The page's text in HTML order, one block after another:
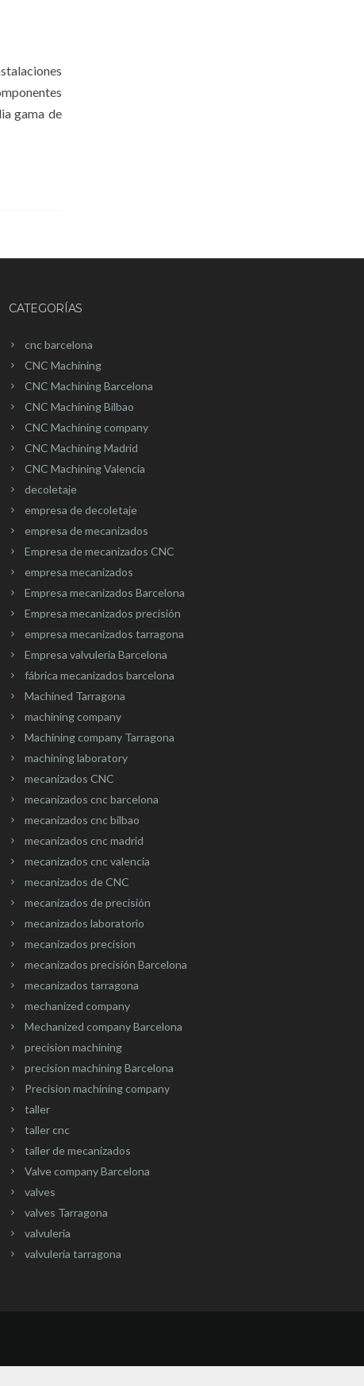
gama de
CATEGORÍAS
cnc barcelona
CNC Machining
CNC Machining Barcelona
CNC Machining Bilbao
CNC Machining company
CNC Machining Madrid
CNC Machining Valencia
decoletaje
empresa de decoletaje
empresa de mecanizados
Empresa de mecanizados CNC
empresa mecanizados
Empresa mecanizados Barcelona
Empresa mecanizados precisión
empresa mecanizados tarragona
Empresa valvuleria Barcelona
fábrica mecanizados barcelona
Machined Tarragona
machining company
Machining company Tarragona
machining laboratory
mecanizados CNC
mecanizados cnc barcelona
mecanizados cnc bilbao
mecanizados cnc madrid
mecanizados cnc valencia
mecanizados de CNC
mecanizados de precisión
mecanizados laboratorio
mecanizados precision
mecanizados precisión Barcelona
mecanizados tarragona
mechanized company
Mechanized company Barcelona
precision machining
precision machining Barcelona
Precision machining company
taller
taller cnc
taller de mecanizados
Valve company Barcelona
valves
valves Tarragona
valvuleria
valvulería tarragona